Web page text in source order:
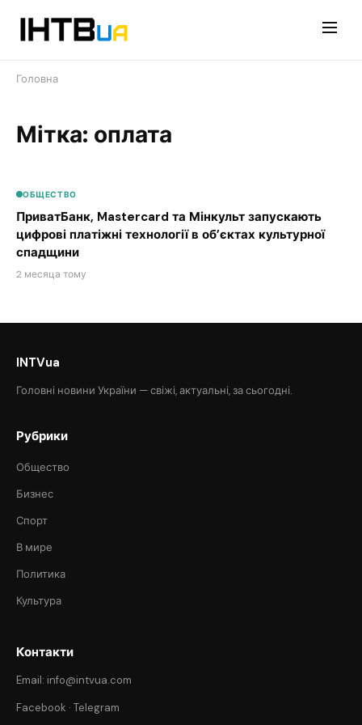
Головна
Мітка: оплата
ОБЩЕСТВО
ПриватБанк, Mastercard та Мінкульт запускають
цифрові платіжні технології в об’єктах культурної
спадщини
2 месяца тому
INTVua
Головні новини України — свіжі, актуальні, за сьогодні.
Рубрики
Общество
Бизнес
Спорт
В мире
Политика
Культура
Контакти
Email: info@intvua.com
Facebook · Telegram